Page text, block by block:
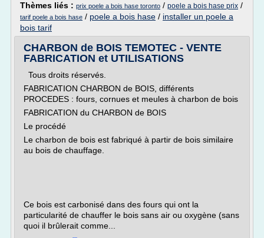
Thèmes liés : prix poele a bois hase toronto / poele a bois hase prix /
tarif poele a bois hase / poele a bois hase / installer un poele a
bois tarif
CHARBON de BOIS TEMOTEC - VENTE
FABRICATION et UTILISATIONS
Tous droits réservés.
FABRICATION CHARBON de BOIS, différents
PROCEDES : fours, cornues et meules à charbon de bois
FABRICATION du CHARBON de BOIS
Le procédé
Le charbon de bois est fabriqué à partir de bois similaire
au bois de chauffage.
Ce bois est carbonisé dans des fours qui ont la
particularité de chauffer le bois sans air ou oxygène (sans
quoi il brûlerait comme...